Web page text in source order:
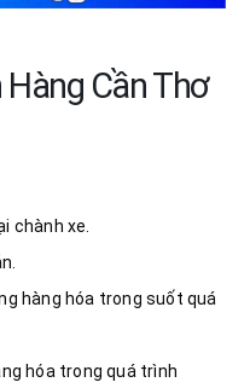
Cần Thơ
chành xe.
hàng hóa trong suốt quá
hóa trong quá trình